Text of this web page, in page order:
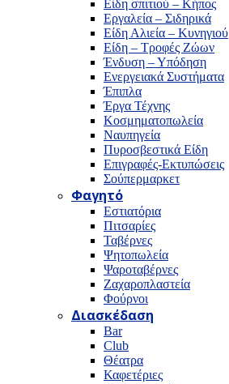
Είδη σπιτιού – Κήπος
Εργαλεία – Σιδηρικά
Είδη Αλιεία – Κυνηγιού
Είδη – Τροφές Ζώων
Ένδυση – Υπόδηση
Ενεργειακά Συστήματα
Έπιπλα
Έργα Τέχνης
Κοσμηματοπωλεία
Ναυπηγεία
Πυροσβεστικά Είδη
Επιγραφές-Εκτυπώσεις
Σούπερμαρκετ
Φαγητό
Εστιατόρια
Πιτσαρίες
Ταβέρνες
Ψητοπωλεία
Ψαροταβέρνες
Ζαχαροπλαστεία
Φούρνοι
Διασκέδαση
Bar
Club
Θέατρα
Καφετέριες